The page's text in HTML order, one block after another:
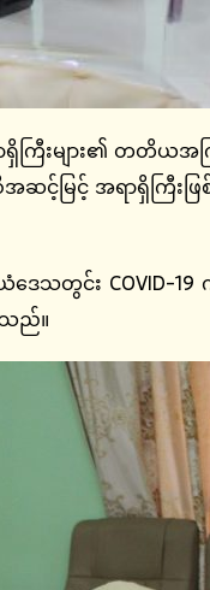
ြီးများ၏ တတိယအ
ဆင့်မြင့် အရာရှိကြီး
း COVID-19 က
သည်။